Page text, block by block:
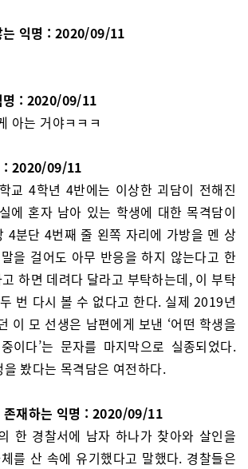
는 익명 : 2020/09/11
명 : 2020/09/11
아는 거야ㅋㅋㅋ
2020/09/11
교 4학년 4반에는 이상한 괴담이 전해진
에 혼자 남아 있는 학생에 대한 목격담이
4분단 4번째 줄 왼쪽 자리에 가방을 멘 상
을 걸어도 아무 반응을 하지 않는다고 한
하면 데려다 달라고 부탁하는데, 이 부탁
번 다시 볼 수 없다고 한다. 실제 2019년
이 모 선생은 남편에게 보낸 ‘어떤 학생을
이다’는 문자를 마지막으로 실종되었다.
봤다는 목격담은 여전하다.
재하는 익명 : 2020/09/11
한 경찰서에 남자 하나가 찾아와 살인을
를 산 속에 유기했다고 말했다. 경찰들은